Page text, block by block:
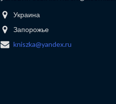
Украина
Запорожье
kniszka@yandex.ru